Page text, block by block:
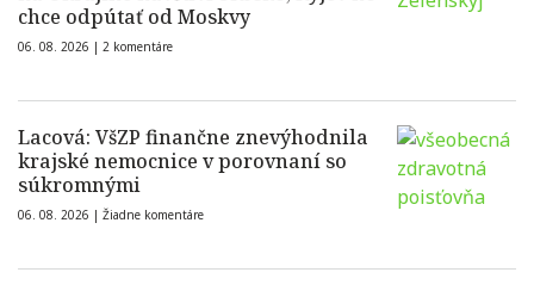
chce odpútať od Moskvy
06. 08. 2026 | 2 komentáre
Lacová: VšZP finančne znevýhodnila
krajské nemocnice v porovnaní so
súkromnými
06. 08. 2026 | Žiadne komentáre